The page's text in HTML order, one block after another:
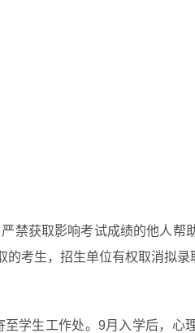
禁获取影响考试成绩的他人帮
考生，招生单位有权取消拟录
学生工作处。9月入学后，心